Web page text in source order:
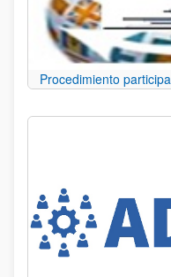
Procedimiento